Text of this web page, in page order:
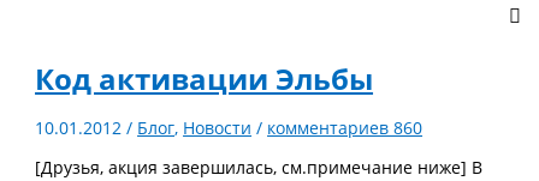
Код активации Эльбы
10.01.2012/ Блог, Новости / комментариев 860
[Друзья, акция завершилась, см.примечание ниже] В